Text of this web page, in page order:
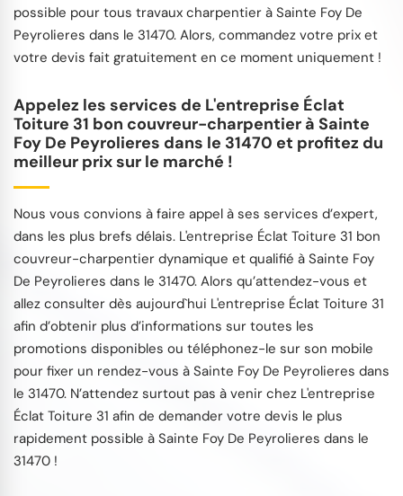
possible pour tous travaux charpentier à Sainte Foy De
Peyrolieres dans le 31470. Alors, commandez votre prix et
votre devis fait gratuitement en ce moment uniquement !
Appelez les services de L'entreprise Éclat
Toiture 31 bon couvreur-charpentier à Sainte
Foy De Peyrolieres dans le 31470 et profitez du
meilleur prix sur le marché !
Nous vous convions à faire appel à ses services d’expert,
dans les plus brefs délais. L'entreprise Éclat Toiture 31 bon
couvreur-charpentier dynamique et qualifié à Sainte Foy
De Peyrolieres dans le 31470. Alors qu’attendez-vous et
allez consulter dès aujourd`hui L'entreprise Éclat Toiture 31
afin d’obtenir plus d’informations sur toutes les
promotions disponibles ou téléphonez-le sur son mobile
pour fixer un rendez-vous à Sainte Foy De Peyrolieres dans
le 31470. N’attendez surtout pas à venir chez L'entreprise
Éclat Toiture 31 afin de demander votre devis le plus
rapidement possible à Sainte Foy De Peyrolieres dans le
31470 !